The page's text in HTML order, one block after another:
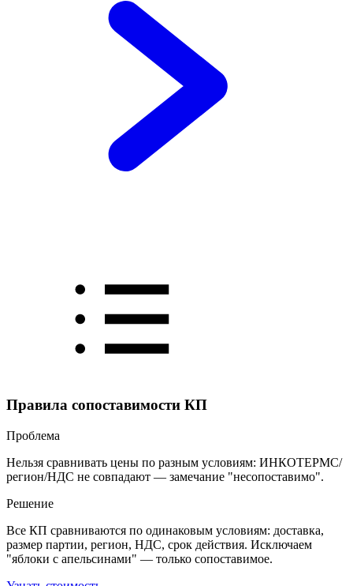
Правила сопоставимости КП
Проблема
Нельзя сравнивать цены по разным условиям: ИНКОТЕРМС/
регион/НДС не совпадают — замечание "несопоставимо".
Решение
Все КП сравниваются по одинаковым условиям: доставка,
размер партии, регион, НДС, срок действия. Исключаем
"яблоки с апельсинами" — только сопоставимое.